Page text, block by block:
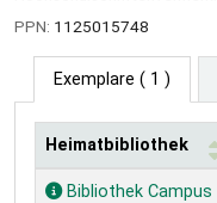
PPN: 1125015748
Exemplare ( 1 )
Exemplare
Heimatbibliothek
Bibliothek Campus